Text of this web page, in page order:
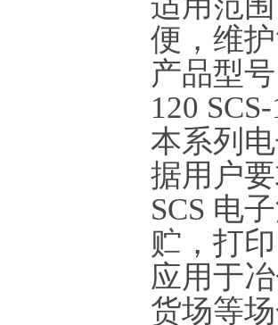
便，维
产品型号
120
本系列
据用户
SCS 电
贮，打
应用于
货场等